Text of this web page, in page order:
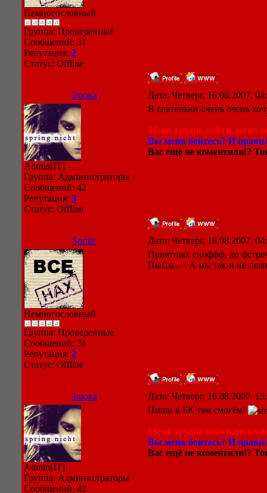
Немногословный
Группа: Проверенные
Сообщений: 31
Репутация: 2
Статус: Offline
Злюка Дата: Четверг, 16.08.2007,
Admin[IT]
Группа: Администраторы
Сообщений: 42
Репутация: 3
Статус: Offline
Я спатеньки очень очень
Меня трудно найти,легко
Вы меня боитесь? И
Вас ещё не коментили!?
Spritte Дата: Четверг, 16.08.2007,
Немногословный
Группа: Проверенные
Сообщений: 31
Репутация: 2
Статус: Offline
Приятных сноффф, до
ПыСы... : А мы так и не
Злюка Дата: Четверг, 16.08.2007,
Admin[IT]
Группа: Администраторы
Сообщений: 42
Пиши в БК там смогём!
Меня трудно найти,легко
Вы меня боитесь? И
Вас ещё не коментили!?